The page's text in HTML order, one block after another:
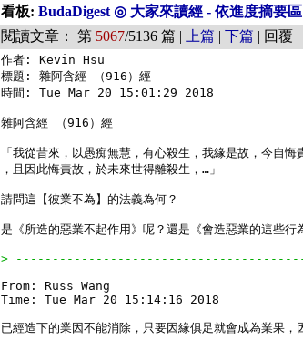
看板: BudaDigest ◎ 大家來讀經 - 依進度摘要區
閱讀文章： 第 5067/5136 篇 | 上篇 | 下篇 | 回覆
作者: Kevin Hsu
標題: 雜阿含經 （916）經
時間: Tue Mar 20 15:01:29 2018
雜阿含經 （916）經
「我從昔來，以愚痴無慧，有心殺生，我緣是故，今自悔
，且因此悔責故，於未來世得離殺生，…」
請問這【彼業不為】的法義為何？
是《所造的惡業不起作用》呢？還是《會造惡業的這些行
>
From: Russ Wang
Time: Tue Mar 20 15:14:16 2018
已經造下的業因不能消除，只要因緣俱足就會成為業果，